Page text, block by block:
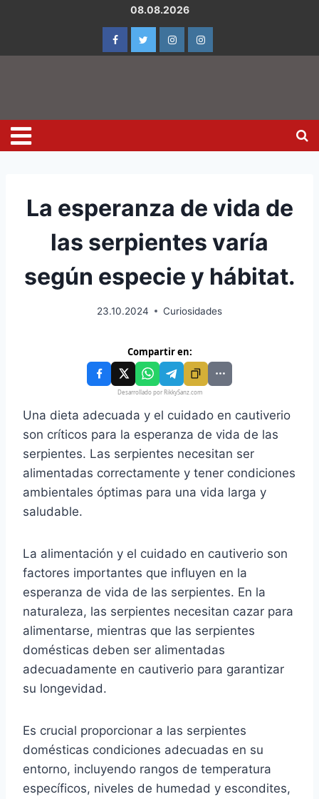
08.08.2026
La esperanza de vida de
las serpientes varía
según especie y hábitat.
23.10.2024 Curiosidades
Compartir en:
Desarrollado por RikkySanz.com
Una dieta adecuada y el cuidado en cautiverio
son críticos para la esperanza de vida de las
serpientes. Las serpientes necesitan ser
alimentadas correctamente y tener condiciones
ambientales óptimas para una vida larga y
saludable.
La alimentación y el cuidado en cautiverio son
factores importantes que influyen en la
esperanza de vida de las serpientes. En la
naturaleza, las serpientes necesitan cazar para
alimentarse, mientras que las serpientes
domésticas deben ser alimentadas
adecuadamente en cautiverio para garantizar
su longevidad.
Es crucial proporcionar a las serpientes
domésticas condiciones adecuadas en su
entorno, incluyendo rangos de temperatura
específicos, niveles de humedad y escondites,